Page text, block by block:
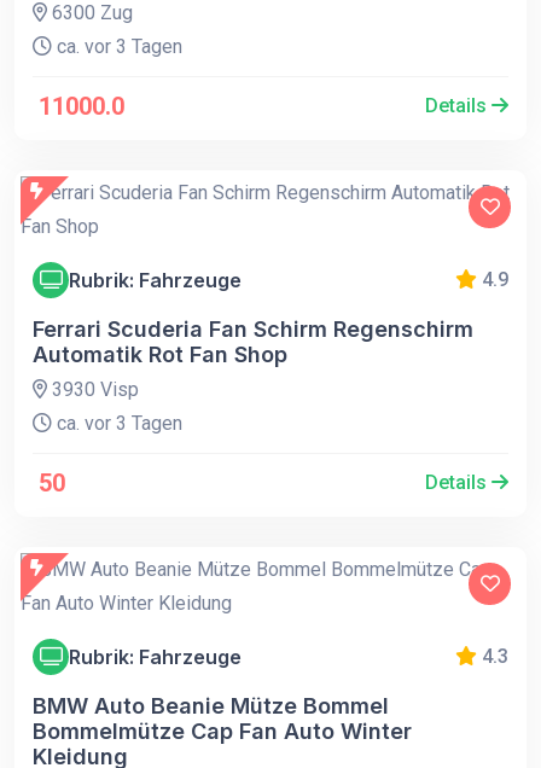
6300 Zug
ca. vor 3 Tagen
11000.0 Details
Rubrik: Fahrzeuge 4.9
Ferrari Scuderia Fan Schirm Regenschirm
Automatik Rot Fan Shop
3930 Visp
ca. vor 3 Tagen
50 Details
Rubrik: Fahrzeuge 4.3
BMW Auto Beanie Mütze Bommel
Bommelmütze Cap Fan Auto Winter
Kleidung